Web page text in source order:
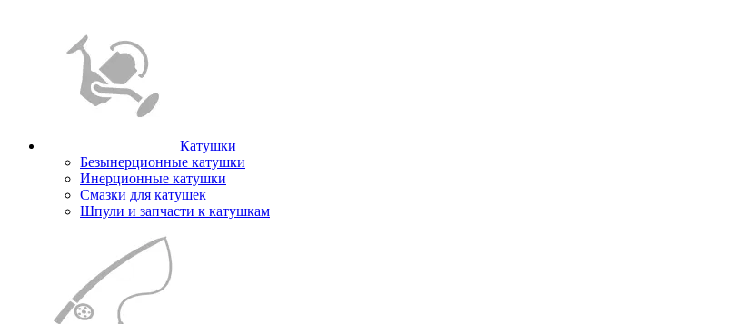
Катушки
Безынерционные катушки
Инерционные катушки
Смазки для катушек
Шпули и запчасти к катушкам